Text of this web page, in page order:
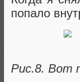
попало
Рис.8. Вот